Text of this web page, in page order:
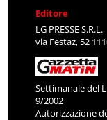
Editore
LG PRESSE S.R.L.
via Festaz, 52
Settimanale del
9/2002
Autorizzazione